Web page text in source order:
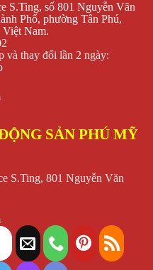
S.Ting, số 801 Nguyễn Văn
Phố, phường Tân Phú,
Nam.
và thay đổi lần 2 ngày:
SẢN PHÚ MỸ
S.Ting, 801 Nguyễn Văn